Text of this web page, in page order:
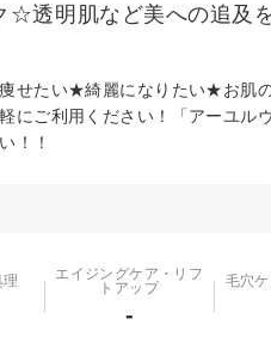
透明肌など美への追及
せたい★綺麗になりたい★お肌
にご利用ください！「アーユル
！！
エイジングケア・リフ
トアップ
-
毛穴